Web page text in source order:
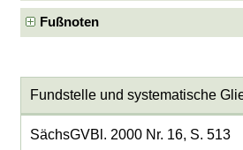
Fußnoten
Fundstelle und systematische
SächsGVBl. 2000 Nr. 16, S. 513